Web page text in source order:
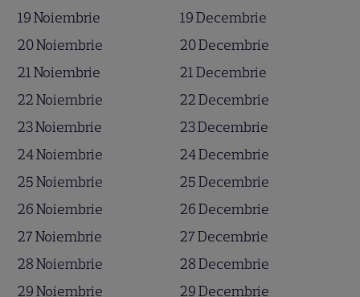
19 Noiembrie
20 Noiembrie
21 Noiembrie
22 Noiembrie
23 Noiembrie
24 Noiembrie
25 Noiembrie
26 Noiembrie
27 Noiembrie
28 Noiembrie
29 Noiembrie
19 Decembrie
20 Decembrie
21 Decembrie
22 Decembrie
23 Decembrie
24 Decembrie
25 Decembrie
26 Decembrie
27 Decembrie
28 Decembrie
29 Decembrie